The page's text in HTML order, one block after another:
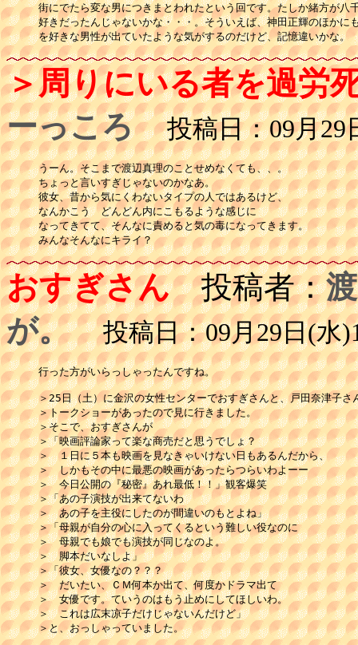
街にでたら変な男につきまとわれたという回です。たしか緒方が八
好きだったんじゃないかな・・・。そういえば、神田正輝のほかに
＞周りにいる者を過労
ーっころ 投稿日：09月29
うーん。そこまで渡辺真理のことせめなくても、、。
ちょっと言いすぎじゃないのかなあ。
彼女、昔から気にくわないタイプの人ではあるけど、
なんかこう　どんどん内にこもるような感じに
なってきてて、そんなに責めると気の毒になってきます。
みんなそんなにキライ？
おすぎさん投稿者：
が。 投稿日：09月29日(水
行った方がいらっしゃったんですね。
＞25日（土）に金沢の女性センターでおすぎさんと、戸田奈津子
＞トークショーがあったので見に行きました。
＞そこで、おすぎさんが
＞「映画評論家って楽な商売だと思うでしょ？
＞　１日に５本も映画を見なきゃいけない日もあるんだから、
＞　しかもその中に最悪の映画があったらつらいわよーー
＞　今日公開の『秘密』あれ最低！！」観客爆笑
＞「あの子演技が出来てないわ
＞　あの子を主役にしたのが間違いのもとよね」
＞「母親が自分の心に入ってくるという難しい役なのに
＞　母親でも娘でも演技が同じなのよ。
＞　脚本だいなしよ」
＞「彼女、女優なの？？？
＞　だいたい、ＣＭ何本か出て、何度かドラマ出て
＞　女優です。ていうのはもう止めにしてほしいわ。
＞　これは広末凉子だけじゃないんだけど」
＞と、おっしゃっていました。